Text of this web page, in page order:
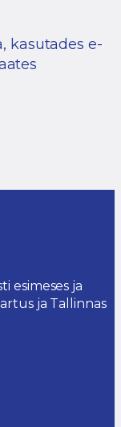
kasutades e-
esimeses ja
ja Tallinnas